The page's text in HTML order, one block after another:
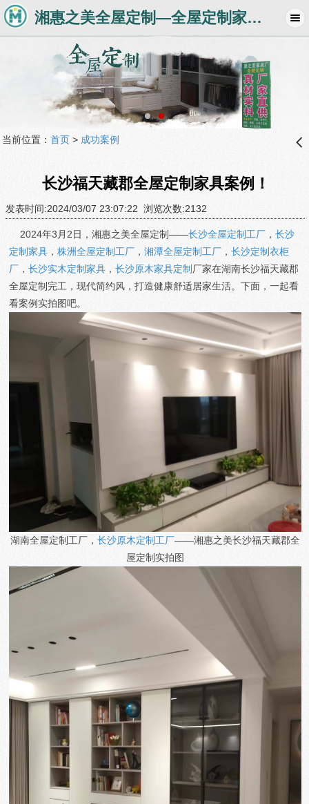
湘惠之美全屋定制—全屋定制家具工厂品牌，长沙衣柜家具定制厂商
1
当前位置： 首页> 成功案例 󰊒
长沙福天藏郡全屋定制家具案例！
发表时间:2024/03/07 23:07:22 浏览次数:2132
2024年3月2日，湘惠之美全屋定制——长沙全屋定制工厂 ， 长沙
定制家具 ， 株洲全屋定制工厂 ， 湘潭全屋定制工厂 ， 长沙定制衣柜
厂 ， 长沙实木定制家具 ， 长沙原木家具定制 厂家在湖南长沙福天藏郡
全屋定制完工，现代简约风，打造健康舒适居家生活。下面，一起看
看案例实拍图吧。
湖南全屋定制工厂， 长沙原木定制工厂——湘惠之美长沙福天藏郡全
屋定制实拍图